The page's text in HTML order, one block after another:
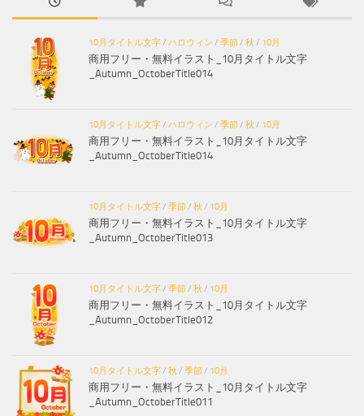
10月タイトル文字/ ハロウィン / 季節/ 秋 / 10月
商用フリー・無料イラスト_10月タイトル文字
_Autumn_OctoberTitle014
10月タイトル文字/ ハロウィン / 季節/ 秋 / 10月
商用フリー・無料イラスト_10月タイトル文字
_Autumn_OctoberTitle014
10月タイトル文字/ 季節/ 秋 / 10月
商用フリー・無料イラスト_10月タイトル文字
_Autumn_OctoberTitle013
10月タイトル文字/ 季節/ 秋 / 10月
商用フリー・無料イラスト_10月タイトル文字
_Autumn_OctoberTitle012
10月タイトル文字/ 秋 / 季節/ 10月
商用フリー・無料イラスト_10月タイトル文字
_Autumn_OctoberTitle011